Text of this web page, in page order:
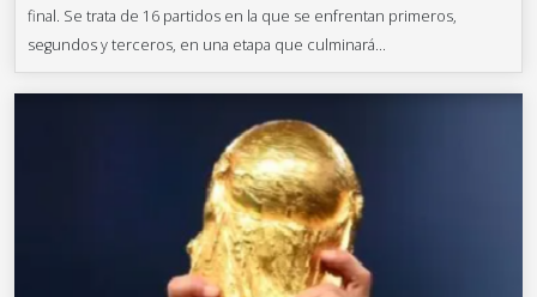
final. Se trata de 16 partidos en la que se enfrentan primeros,
segundos y terceros, en una etapa que culminará...